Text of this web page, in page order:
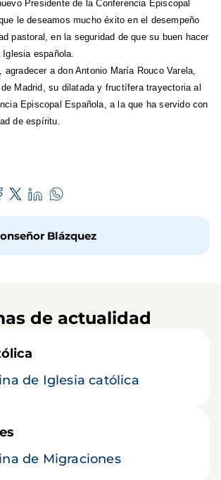
Presidente de la Conferencia Episcopal
le deseamos mucho éxito en el desempeño
pastoral, en la seguridad de que su buen hacer
Iglesia española.
agradecer a don Antonio María Rouco Varela,
Madrid, su dilatada y fructífera trayectoria al
Episcopal Española, a la que ha servido con
de espíritu.
Blázquez
de actualidad
de Iglesia católica
de Migraciones